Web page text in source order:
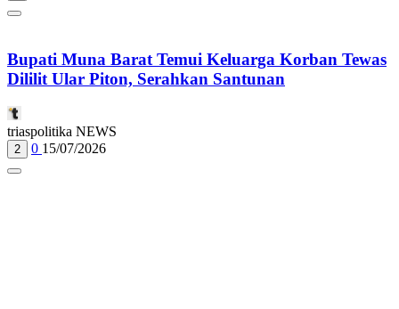
Bupati Muna Barat Temui Keluarga Korban Tewas
Dililit Ular Piton, Serahkan Santunan
triaspolitika NEWS
2 0 15/07/2026